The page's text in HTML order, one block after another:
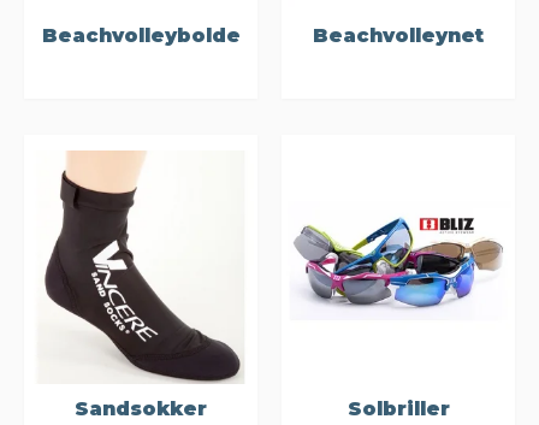
Beachvolleybolde Beachvolleynet
Sandsokker Solbriller